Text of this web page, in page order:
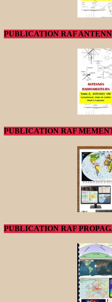
PUBLICATION RAF
PUBLICATION RAF
PUBLICATION RAF